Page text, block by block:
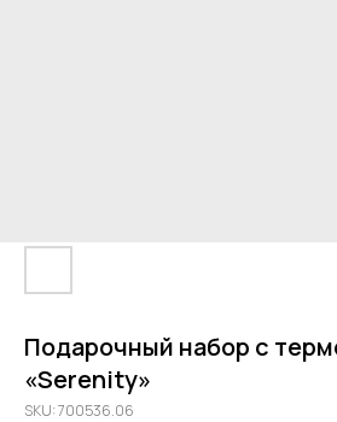
Подарочный набор с
«Serenity»
SKU:700536.06